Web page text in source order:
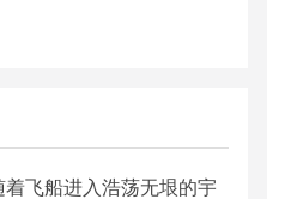
飞船进入浩荡无垠的宇